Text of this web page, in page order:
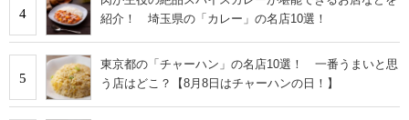
4
紹介！ 埼玉県の「カレー」の名店10選！
5
東京都の「チャーハン」の名店10選！ 一番うまいと思
う店はどこ？【8月8日はチャーハンの日！】